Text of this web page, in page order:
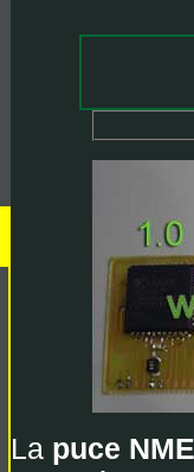
La puce